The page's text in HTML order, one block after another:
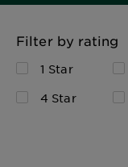
Filter by rating
1 Star
4 Star